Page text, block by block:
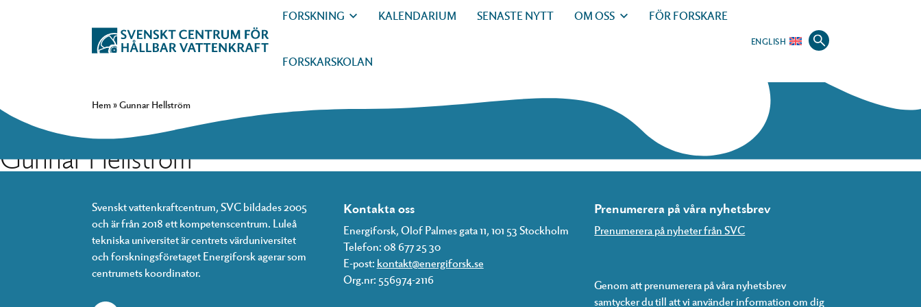
FORSKNING KALENDARIUM SENASTE NYTT OM OSS FÖR FORSKARE
FORSKARSKOLAN
ENGLISH
Hem»Gunnar Hellström
Gunnar Hellström
Svenskt vattenkraftcentrum, SVC bildades 2005
och är från 2018 ett kompetenscentrum. Luleå
tekniska universitet är centrets värduniversitet
och forskningsföretaget Energiforsk agerar som
centrumets koordinator.
Kontakta oss
Energiforsk, Olof Palmes gata 11, 101 53 Stockholm
Telefon: 08 677 25 30
E-post: kontakt@energiforsk.se
Org.nr: 556974-2116
Prenumerera på våra nyhetsbrev
Prenumerera på nyheter från SVC
Genom att prenumerera på våra nyhetsbrev
samtycker du till att vi använder information om dig